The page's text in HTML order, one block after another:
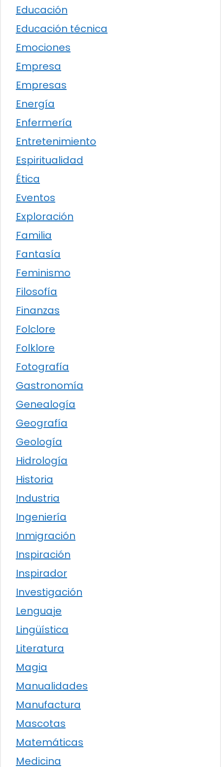
Educación
Educación técnica
Emociones
Empresa
Empresas
Energía
Enfermería
Entretenimiento
Espiritualidad
Ética
Eventos
Exploración
Familia
Fantasía
Feminismo
Filosofía
Finanzas
Folclore
Folklore
Fotografía
Gastronomía
Genealogía
Geografía
Geología
Hidrología
Historia
Industria
Ingeniería
Inmigración
Inspiración
Inspirador
Investigación
Lenguaje
Lingüística
Literatura
Magia
Manualidades
Manufactura
Mascotas
Matemáticas
Medicina